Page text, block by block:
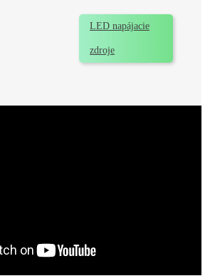
LED napájacie
zdroje